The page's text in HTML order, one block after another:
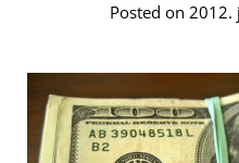
Posted on